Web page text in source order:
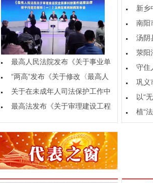
最高人民法院发布《关于事业单
位工作人员脱产参加全
“两高”发布《关于修改〈最高人
民法院、最高人民检
关于在未成年人司法保护工作中
充分发挥银发力量的意
最高法发布《关于审理建设工程
施工合同纠纷案件适用
新乡
南阳
汤阴
荥阳
守住
巩义
以“
植“